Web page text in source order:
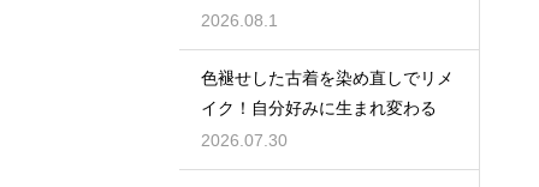
2026.08.1
色褪せした古着を染め直しでリメ
イク！自分好みに生まれ変わる
2026.07.30